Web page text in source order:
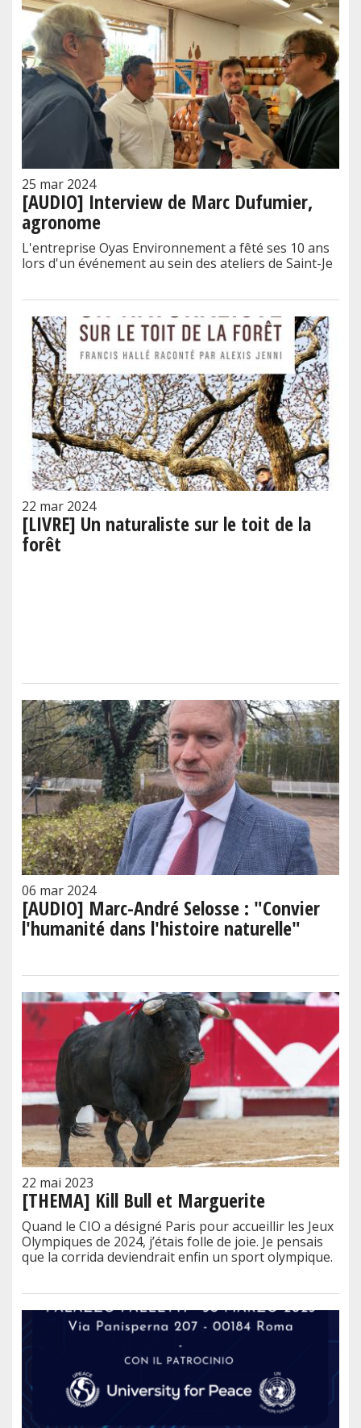
25 mar 2024
[AUDIO] Interview de Marc Dufumier,
agronome
L'entreprise Oyas Environnement a fêté ses 10 ans
lors d'un événement au sein des ateliers de Saint-Je
22 mar 2024
[LIVRE] Un naturaliste sur le toit de la
forêt
06 mar 2024
[AUDIO] Marc-André Selosse : "Convier
l'humanité dans l'histoire naturelle"
22 mai 2023
[THEMA] Kill Bull et Marguerite
Quand le CIO a désigné Paris pour accueillir les Jeux
Olympiques de 2024, j’étais folle de joie. Je pensais
que la corrida deviendrait enfin un sport olympique.